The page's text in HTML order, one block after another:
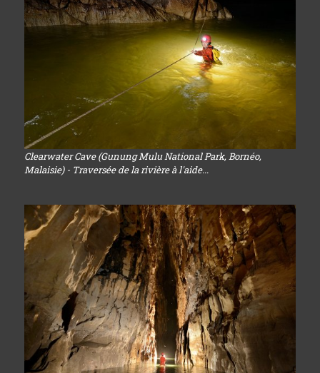
Clearwater Cave (Gunung Mulu National Park, Bornéo,
Malaisie) - Traversée de la rivière à l'aide...